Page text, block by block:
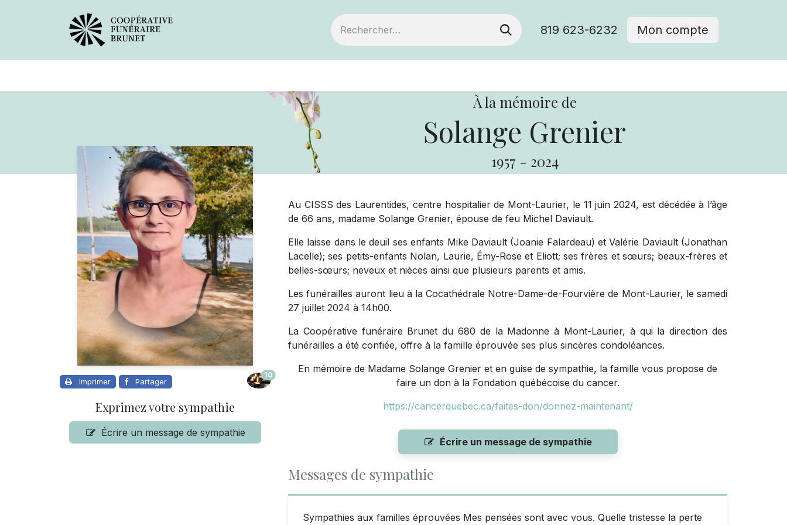
819 623-6232 Mon compte
À la mémoire de
Solange Grenier
1957 - 2024
Imprimer Partager
10
Exprimez votre sympathie
Écrire un message de sympathie
Au CISSS des Laurentides, centre hospitalier de Mont-Laurier, le 11 juin 2024, est décédée à l’âge
de 66 ans, madame Solange Grenier, épouse de feu Michel Daviault.
Elle laisse dans le deuil ses enfants Mike Daviault (Joanie Falardeau) et Valérie Daviault (Jonathan
Lacelle); ses petits-enfants Nolan, Laurie, Émy-Rose et Eliott; ses frères et sœurs; beaux-frères et
belles-sœurs; neveux et nièces ainsi que plusieurs parents et amis.
Les funérailles auront lieu à la Cocathédrale Notre-Dame-de-Fourvière de Mont-Laurier, le samedi
27 juillet 2024 à 14h00.
La Coopérative funéraire Brunet du 680 de la Madonne à Mont-Laurier, à qui la direction des
funérailles a été confiée, offre à la famille éprouvée ses plus sincères condoléances.
En mémoire de Madame Solange Grenier et en guise de sympathie, la famille vous propose de
faire un don à la Fondation québécoise du cancer.
https://cancerquebec.ca/faites-don/donnez-maintenant/
Écrire un message de sympathie
Messages de sympathie
Sympathies aux familles éprouvées Mes pensées sont avec vous. Quelle tristesse la perte